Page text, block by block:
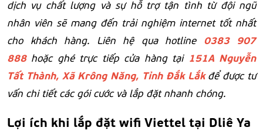
dịch vụ chất lượng và sự hỗ trợ tận tình từ đội ngũ
nhân viên sẽ mang đến trải nghiệm internet tốt nhất
cho khách hàng. Liên hệ qua hotline 0383 907
888 hoặc ghé trực tiếp cửa hàng tại 151A Nguyễn
Tất Thành, Xã Krông Năng, Tỉnh Đắk Lắk để được tư
vấn chi tiết các gói cước và lắp đặt nhanh chóng.
Lợi ích khi lắp đặt wifi Viettel tại Dliê Ya